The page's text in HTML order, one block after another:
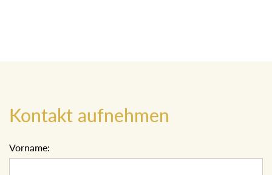
Kontakt aufnehmen
Vorname: